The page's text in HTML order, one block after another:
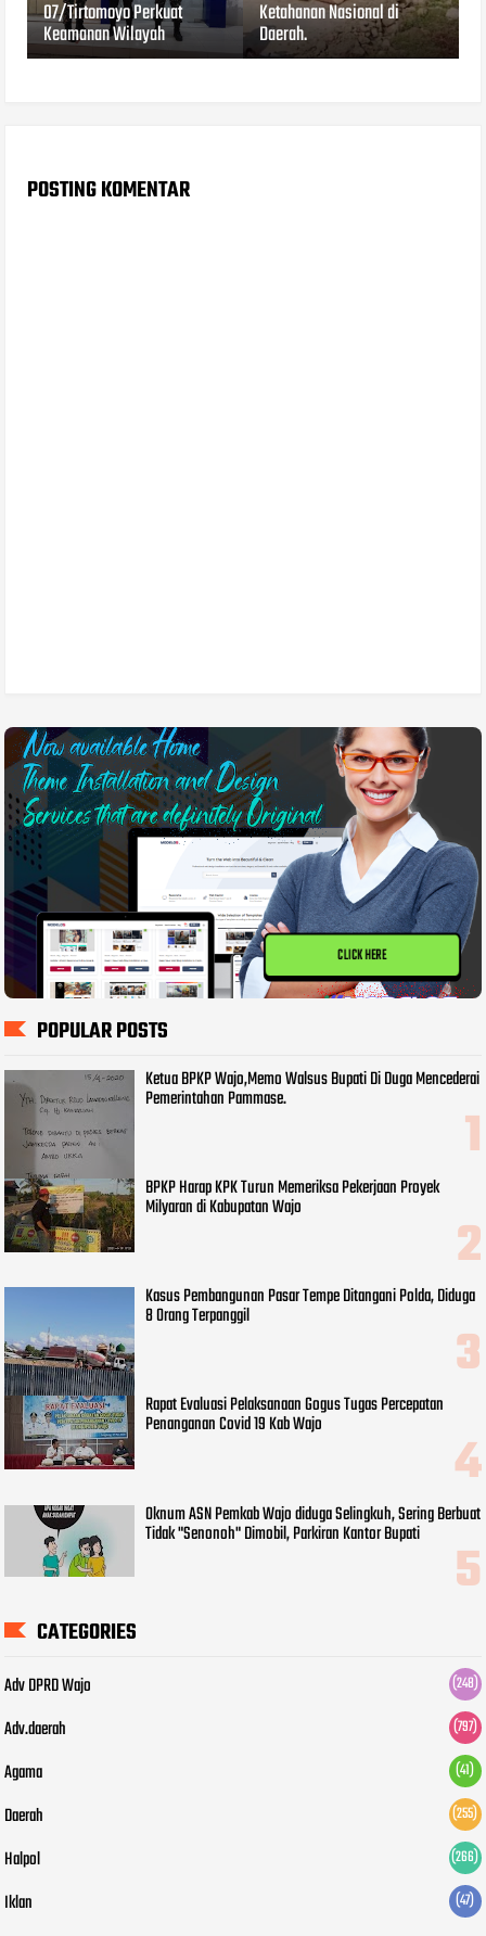
07/Tirtomoyo Perkuat
Keamanan Wilayah
Ketahanan Nasional di
Daerah.
POSTING KOMENTAR
CLICK HERE
POPULAR POSTS
Ketua BPKP Wajo,Memo Walsus Bupati Di Duga Mencederai
Pemerintahan Pammase.
BPKP Harap KPK Turun Memeriksa Pekerjaan Proyek
Milyaran di Kabupatan Wajo
Kasus Pembangunan Pasar Tempe Ditangani Polda, Diduga
8 Orang Terpanggil
Rapat Evaluasi Pelaksanaan Gogus Tugas Percepatan
Penanganan Covid 19 Kab Wajo
Oknum ASN Pemkab Wajo diduga Selingkuh, Sering Berbuat
Tidak "Senonoh" Dimobil, Parkiran Kantor Bupati
CATEGORIES
Adv DPRD Wajo (248)
Adv.daerah (797)
Agama (41)
Daerah (255)
Halpol (266)
Iklan (47)